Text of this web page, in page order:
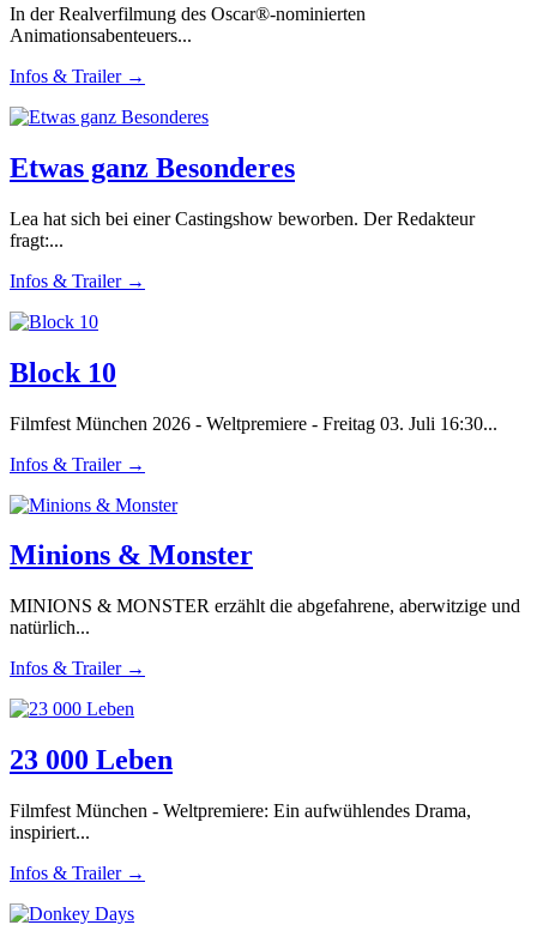
In der Realverfilmung des Oscar®-nominierten
Animationsabenteuers...
Infos & Trailer →
Etwas ganz Besonderes
Lea hat sich bei einer Castingshow beworben. Der Redakteur
fragt:...
Infos & Trailer →
Block 10
Filmfest München 2026 - Weltpremiere - Freitag 03. Juli 16:30...
Infos & Trailer →
Minions & Monster
MINIONS & MONSTER erzählt die abgefahrene, aberwitzige und
natürlich...
Infos & Trailer →
23 000 Leben
Filmfest München - Weltpremiere: Ein aufwühlendes Drama,
inspiriert...
Infos & Trailer →